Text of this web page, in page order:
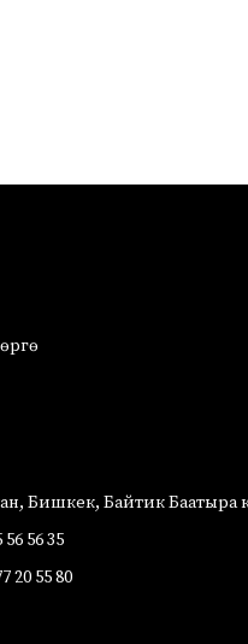
Бишкек, Байтик Баатыра
56 35
20 55 80